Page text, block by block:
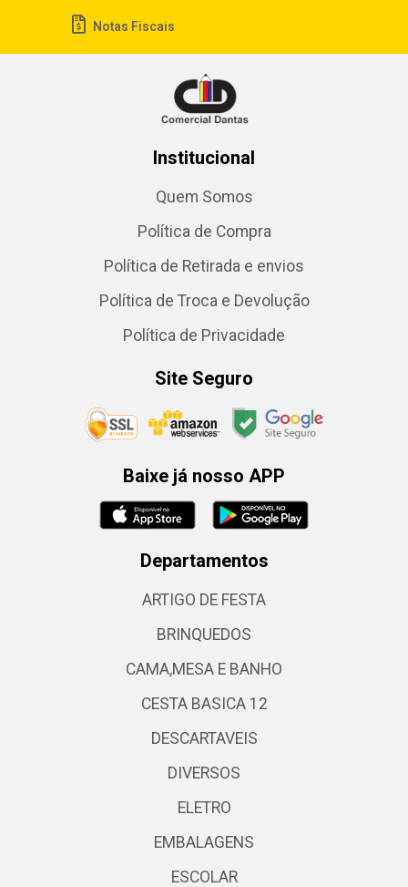
Notas Fiscais
Institucional
Quem Somos
Política de Compra
Política de Retirada e envios
Política de Troca e Devolução
Política de Privacidade
Site Seguro
Baixe já nosso APP
Departamentos
ARTIGO DE FESTA
BRINQUEDOS
CAMA,MESA E BANHO
CESTA BASICA 12
DESCARTAVEIS
DIVERSOS
ELETRO
EMBALAGENS
ESCOLAR